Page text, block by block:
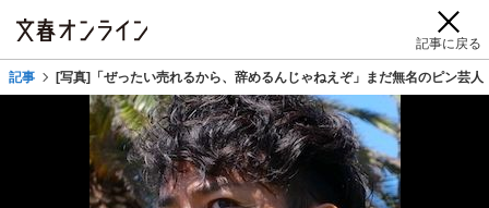
記事に戻る
記事 [写真]「ぜったい売れるから、辞めるんじゃねえぞ」まだ無名のピン芸